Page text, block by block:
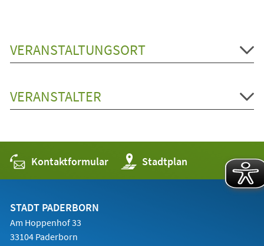
VERANSTALTUNGSORT
VERANSTALTER
Kontaktformular Stadtplan
(Öffnet
in
einem
STADT PADERBORN
Am Hoppenhof 33
33104 Paderborn